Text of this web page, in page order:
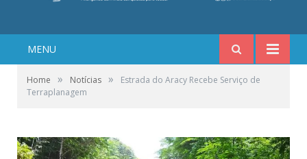
MENU
Home » Notícias »
Estrada do Aracy Recebe Serviço de
Terraplanagem